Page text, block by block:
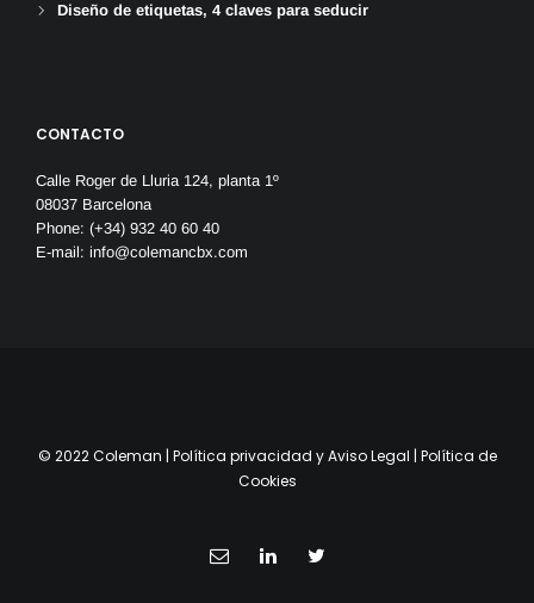
Diseño de etiquetas, 4 claves para seducir
CONTACTO
Calle Roger de Lluria 124, planta 1º
08037 Barcelona
Phone: (+34) 932 40 60 40
E-mail: info@colemancbx.com
© 2022 Coleman | Política privacidad y Aviso Legal | Política de
Cookies